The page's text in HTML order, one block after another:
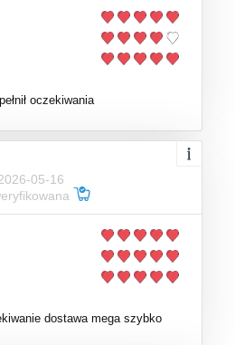
oczekiwania
05-16
dostawa mega szybko